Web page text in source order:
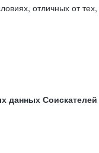
отличных от
данных Соискателей